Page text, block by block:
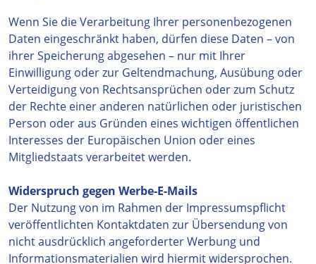
Wenn Sie die Verarbeitung Ihrer personenbezogenen
Daten eingeschränkt haben, dürfen diese Daten – von
ihrer Speicherung abgesehen – nur mit Ihrer
Einwilligung oder zur Geltendmachung, Ausübung oder
Verteidigung von Rechtsansprüchen oder zum Schutz
der Rechte einer anderen natürlichen oder juristischen
Person oder aus Gründen eines wichtigen öffentlichen
Interesses der Europäischen Union oder eines
Mitgliedstaats verarbeitet werden.
Widerspruch gegen Werbe-E-Mails
Der Nutzung von im Rahmen der Impressumspflicht
veröffentlichten Kontaktdaten zur Übersendung von
nicht ausdrücklich angeforderter Werbung und
Informationsmaterialien wird hiermit widersprochen.